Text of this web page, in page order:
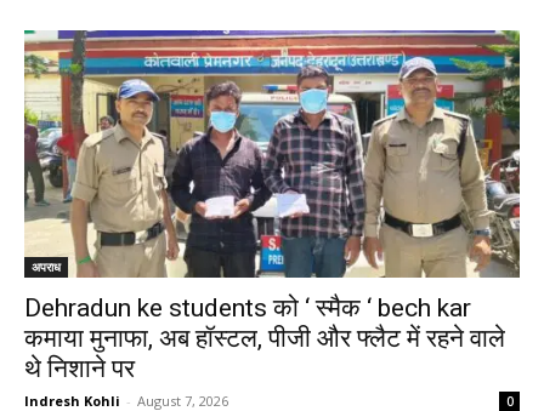
अपराध
Dehradun ke students को ‘ स्मैक ‘ bech kar
कमाया मुनाफा, अब हॉस्टल, पीजी और फ्लैट में रहने वाले
थे निशाने पर
Indresh Kohli - August 7, 2026 0